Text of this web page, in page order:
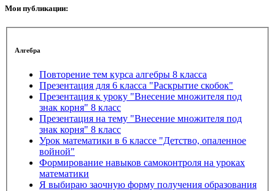
Мои публикации:
Алгебра
Повторение тем курса алгебры 8 класса
Презентация для 6 класса "Раскрытие скобок"
Презентация к уроку "Внесение множителя под
знак корня" 8 класс
Презентация на тему "Внесение множителя под
знак корня" 8 класс
Урок математики в 6 классе "Детство, опаленное
войной"
Формирование навыков самоконтроля на уроках
математики
Я выбираю заочную форму получения образования